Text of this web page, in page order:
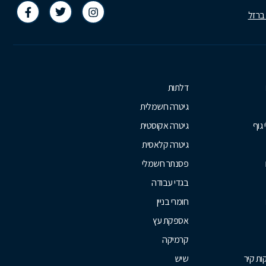
גוף
קיר
דלתות
גיטרה חשמלית
גיטרה אקוסטית
גיטרה קלאסית
פסנתר חשמלי
בגדי עבודה
חומרי בניין
אספקת עץ
קרמיקה
שיש